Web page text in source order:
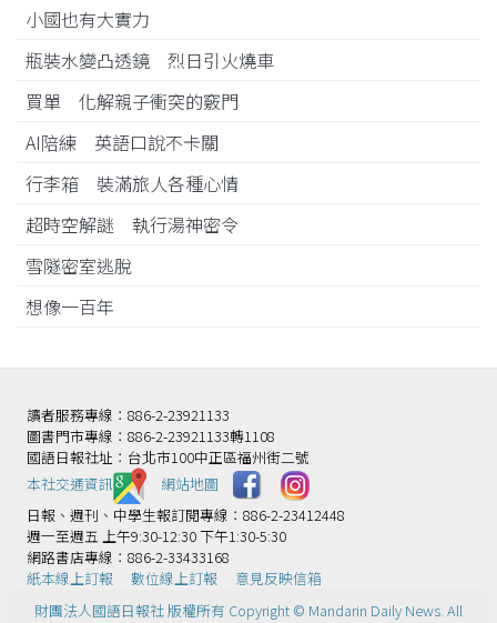
小國也有大實力
瓶裝水變凸透鏡 烈日引火燒車
買單 化解親子衝突的竅門
AI陪練 英語口說不卡關
行李箱 裝滿旅人各種心情
超時空解謎 執行湯神密令
雪隧密室逃脫
想像一百年
讀者服務專線：886-2-23921133
圖書門市專線：886-2-23921133轉1108
國語日報社址：台北市100中正區福州街二號
本社交通資訊️
網站地圖
日報、週刊、中學生報訂閱專線：886-2-23412448
週一至週五 上午9:30-12:30 下午1:30-5:30
網路書店專線：886-2-33433168
紙本線上訂報
數位線上訂報
意見反映信箱
財團法人國語日報社 版權所有 Copyright © Mandarin Daily News. All